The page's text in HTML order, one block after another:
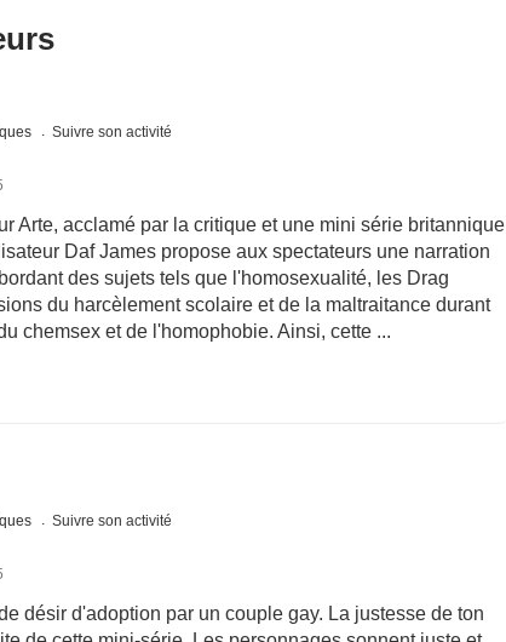
Suivre son activité
Arte, acclamé par la critique et une mini série britannique
Daf James propose aux spectateurs une narration
des sujets tels que l'homosexualité, les Drag
du harcèlement scolaire et de la maltraitance durant
chemsex et de l'homophobie. Ainsi, cette ...
Suivre son activité
désir d'adoption par un couple gay. La justesse de ton